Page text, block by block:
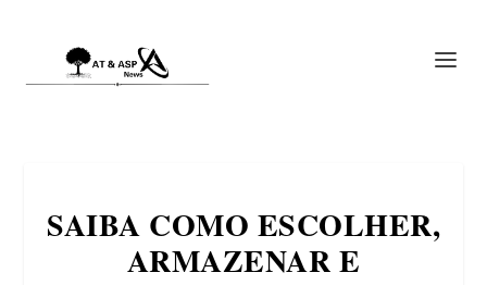
SAIBA COMO ESCOLHER,
ARMAZENAR E